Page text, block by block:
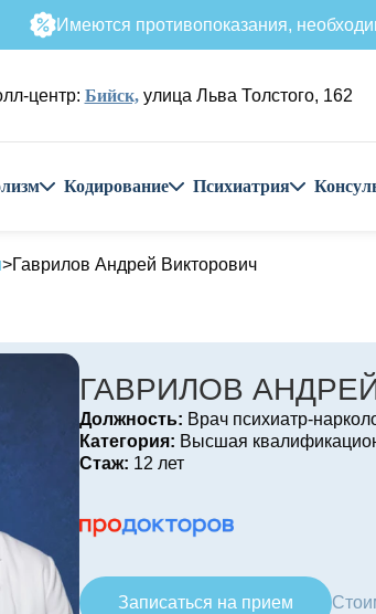
Имеются противопоказания,
центр: Бийск, улица Льва Толстого, 162
Кодирование Психиатрия
Гаврилов Андрей Викторович
ГАВРИЛОВ
Должность: Врач психиатр-
Категория: Высшая
Стаж: 12 лет
Записаться на прием